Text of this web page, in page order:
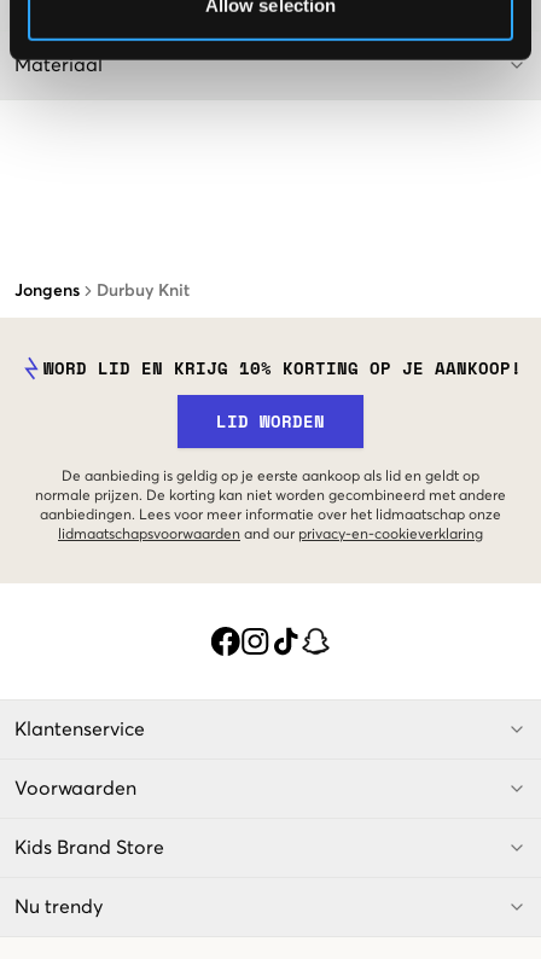
Allow selection
Jongens Durbuy Knit
Materiaal
WORD LID EN KRIJG 10% KORTING OP JE AANKOOP!
LID WORDEN
De aanbieding is geldig op je eerste aankoop als lid en geldt op
normale prijzen. De korting kan niet worden gecombineerd met andere
aanbiedingen. Lees voor meer informatie over het lidmaatschap onze
lidmaatschapsvoorwaarden and our privacy-en-cookieverklaring
Klantenservice
Voorwaarden
Kids Brand Store
Nu trendy